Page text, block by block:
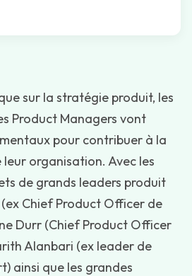
sur la stratégie produit, les
Product Managers vont
pour contribuer à la
organisation. Avec les
de grands leaders produit
Chief Product Officer de
Durr (Chief Product Officer
Alanbari (ex leader de
ainsi que les grandes